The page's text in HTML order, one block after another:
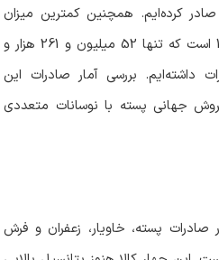
صادر کرده‌ایم. همچنین کمترین میزان
صادرات پسته مربوط به سال 1397 است که تنها 52 میلیون و 261 هزار و
داشته‌ایم. بررسی آمار صادرات این
جهانی پسته با نوسانات متعددی
صادرات پسته، خاویار، زعفران و فرش